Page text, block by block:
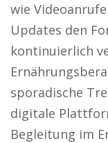
wie
Updates den
kontinuierlich
sporadische
digitale
Begleitung im